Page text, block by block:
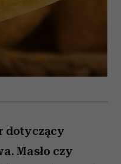
dotyczący
Masło czy